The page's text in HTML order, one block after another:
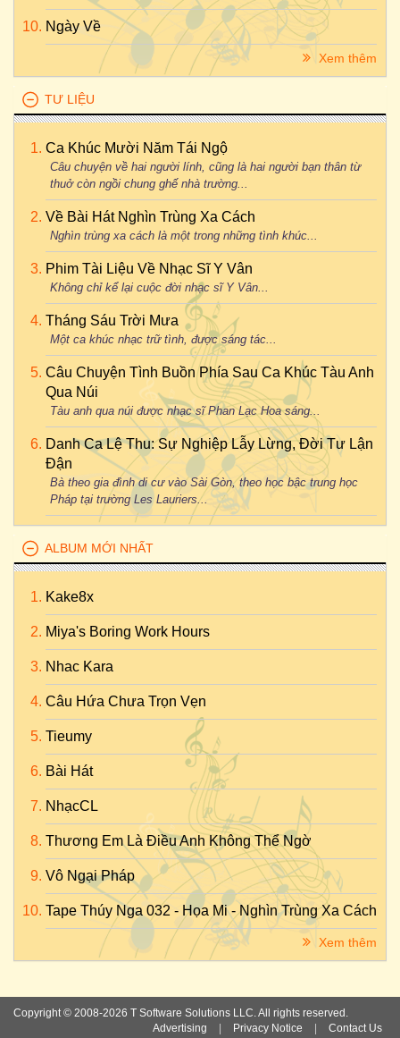
Ngày Về
Xem thêm
TƯ LIỆU
Ca Khúc Mười Năm Tái Ngộ
Câu chuyện về hai người lính, cũng là hai người bạn thân từ
thuở còn ngồi chung ghế nhà trường...
Về Bài Hát Nghìn Trùng Xa Cách
Nghìn trùng xa cách là một trong những tình khúc...
Phim Tài Liệu Về Nhạc Sĩ Y Vân
Không chỉ kể lại cuộc đời nhạc sĩ Y Vân...
Tháng Sáu Trời Mưa
Một ca khúc nhạc trữ tình, được sáng tác...
Câu Chuyện Tình Buồn Phía Sau Ca Khúc Tàu Anh
Qua Núi
Tàu anh qua núi được nhạc sĩ Phan Lạc Hoa sáng...
Danh Ca Lệ Thu: Sự Nghiệp Lẫy Lừng, Đời Tư Lận
Đận
Bà theo gia đình di cư vào Sài Gòn, theo học bậc trung học
Pháp tại trường Les Lauriers...
ALBUM MỚI NHẤT
Kake8x
Miya's Boring Work Hours
Nhac Kara
Câu Hứa Chưa Trọn Vẹn
Tieumy
Bài Hát
NhạcCL
Thương Em Là Điều Anh Không Thể Ngờ
Vô Ngại Pháp
Tape Thúy Nga 032 - Họa Mi - Nghìn Trùng Xa Cách
Xem thêm
Copyright © 2008-2026 T Software Solutions LLC. All rights reserved.
Advertising
Privacy Notice Contact Us